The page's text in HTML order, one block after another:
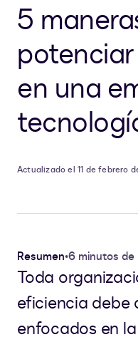
5
en una
Actualizado el 11 de febrero
Resumen•6 minutos de
Toda
eficiencia debe
enfocados en